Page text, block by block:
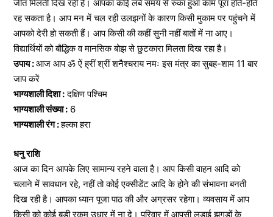
जीत मिलती दिख रही है। आपका कोई लंबे समय से रुका हुआ काम पूरा होते-होते
रह सकता है। आप मन में चल रही उलझनों के कारण किसी मुकाम पर पहुंचने में
आपको देरी हो सकती हैं। आप किसी की कहीं सुनी नहीं बातों में ना आए।
विद्यार्थियों को बौद्धिक व मानसिक बोझ से छुटकारा मिलता दिख रहा है।
उपाय :आज आप ॐ ऐं ह्रीं श्रीं शनैश्चराय नमः इस मंत्र का सुबह-शाम 11 बार
जाप करें
भाग्यशाली दिशा :दक्षिण पश्चिम
भाग्यशाली संख्या : 6
भाग्यशाली रंग :हल्का हरा
धनु राशि
आज का दिन आपके लिए सामान्य रहने वाला है। आप किसी वाहन आदि को
चलाने में सावधान रहे, नहीं तो कोई एक्सीडेंट आदि के होने की संभावना बनती
दिख रही है। आपका ध्यान पूजा पाठ की और अग्रसर रहेगा। व्यवसाय में आप
किसी को कोई बड़ी रकम उधार में ना दे। परिवार में आपसी लड़ाई झगड़ों के